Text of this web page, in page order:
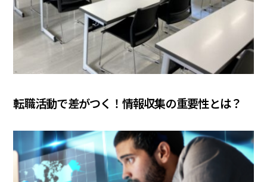
転職活動で差がつく！情報収集の重要性とは？